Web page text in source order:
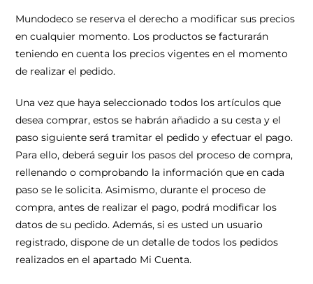
Mundodeco se reserva el derecho a modificar sus precios
en cualquier momento. Los productos se facturarán
teniendo en cuenta los precios vigentes en el momento
de realizar el pedido.
Una vez que haya seleccionado todos los artículos que
desea comprar, estos se habrán añadido a su cesta y el
paso siguiente será tramitar el pedido y efectuar el pago.
Para ello, deberá seguir los pasos del proceso de compra,
rellenando o comprobando la información que en cada
paso se le solicita. Asimismo, durante el proceso de
compra, antes de realizar el pago, podrá modificar los
datos de su pedido. Además, si es usted un usuario
registrado, dispone de un detalle de todos los pedidos
realizados en el apartado Mi Cuenta.